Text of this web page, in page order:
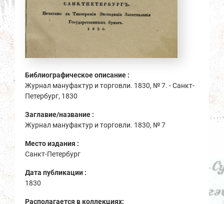
Библиографическое описание :
Журнал мануфактур и торговли. 1830, № 7. - Санкт-
Петербург, 1830
Заглавие/название :
Журнал мануфактур и торговли. 1830, № 7
Место издания :
Санкт-Петербург
Дата публикации :
1830
Располагается в коллекциях: